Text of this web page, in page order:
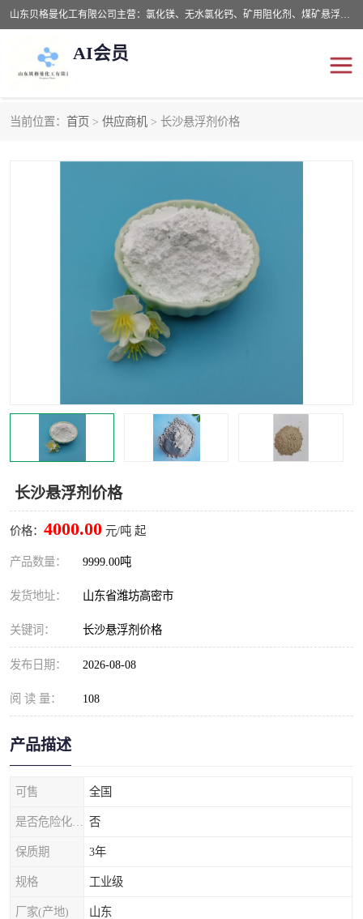
山东贝格曼化工有限公司主营：氯化镁、无水氯化钙、矿用阻化剂、煤矿悬浮剂、道路抑尘剂、氢氧化镁，防灭火剂等，公司位于山东省潍坊市滨海经济开发区,是专业从事对各种精细化工集研究、开发、制造于一体的现代化大型跨境化工企业，公司本着诚信经营、给每一位客户提供专业服务。
AI会员
当前位置： 首页 > 供应商机 > 长沙悬浮剂价格
长沙悬浮剂价格
价格： 4000.00 元/吨 起
产品数量： 9999.00吨
发货地址： 山东省潍坊高密市
关键词： 长沙悬浮剂价格
发布日期： 2026-08-08
阅 读 量： 108
产品描述
可售 全国
否
保质期 3年
规格 工业级
厂家(产地) 山东
抑尘剂